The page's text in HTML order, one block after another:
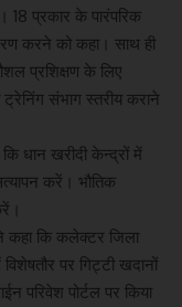
18 प्रकार के पारंपरिक
करने को कहा। साथ ही
प्रशिक्षण के लिए
ट्रेनिंग संभाग स्तरीय कराने
धान खरीदी केन्द्रों में
करें। भौतिक
कहा कि कलेक्टर जिला
पर गिट्टी खदानों
परिवेश पोर्टल पर किया